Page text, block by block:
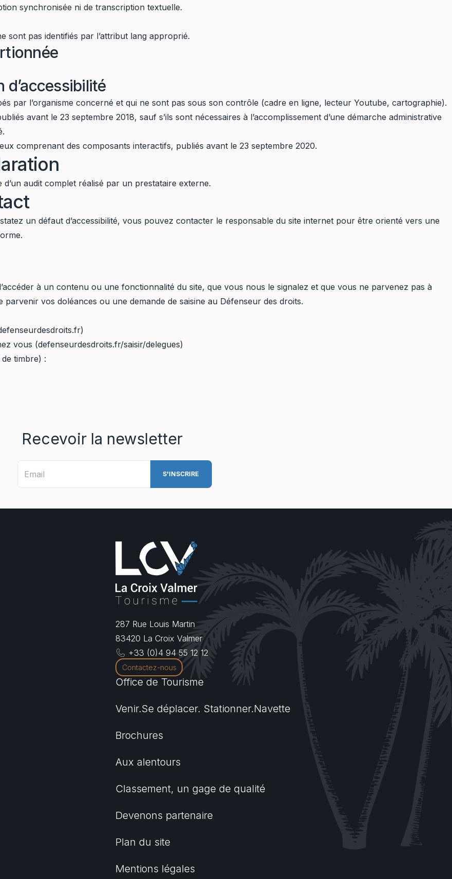
synchronisée ni de transcription textuelle.
sont pas identifiés par l’attribut lang approprié.
d’accessibilité
par l’organisme concerné et qui ne sont pas sous son contrôle (cadre en ligne, lecteur Youtube, cartographie).
avant le 23 septembre 2018, sauf s’ils sont nécessaires à l’accomplissement d’une démarche administrative
comprenant des composants interactifs, publiés avant le 23 septembre 2020.
audit complet réalisé par un prestataire externe.
un défaut d’accessibilité, vous pouvez contacter le responsable du site internet pour être orienté vers une
à un contenu ou une fonctionnalité du site, que vous nous le signalez et que vous ne parvenez pas à
vos doléances ou une demande de saisine au Défenseur des droits.
)
vous (defenseurdesdroits.fr/saisir/delegues)
timbre) :
Recevoir la newsletter
287 Rue Louis Martin
83420 La Croix Valmer
+33 (0)4 94 55 12 12
Contactez-nous
Office de Tourisme
Venir.Se déplacer. Stationner.Navette
Brochures
Aux alentours
Classement, un gage de qualité
Devenons partenaire
Plan du site
Mentions légales